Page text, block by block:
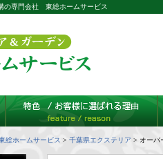
の専門会社 東総ホームサービス
総ホームサービス > 千葉県エクステリア > オーバ